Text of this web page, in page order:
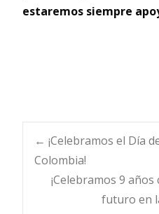
estaremos siempre
de
← ¡Celebramos el Día
Colombia!
¡Celebramos 9
futuro en